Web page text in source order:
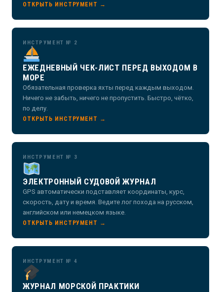
ОТКРЫТЬ ИНСТРУМЕНТ →
ИНСТРУМЕНТ № 2
ЕЖЕДНЕВНЫЙ ЧЕК-ЛИСТ ПЕРЕД ВЫХОДОМ В
МОРЕ
Обязательная проверка яхты перед каждым выходом.
Ничего не забыть, ничего не пропустить. Быстро, чётко,
по делу.
ОТКРЫТЬ ИНСТРУМЕНТ →
ИНСТРУМЕНТ № 3
ЭЛЕКТРОННЫЙ СУДОВОЙ ЖУРНАЛ
GPS автоматически подставляет координаты, курс,
скорость, дату и время. Ведите лог похода на русском,
английском или немецком языке.
ОТКРЫТЬ ИНСТРУМЕНТ →
ИНСТРУМЕНТ № 4
ЖУРНАЛ МОРСКОЙ ПРАКТИКИ